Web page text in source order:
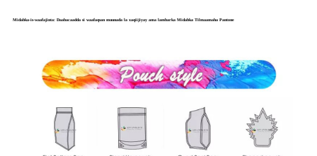
Midabka-is-waafajinta: Daabacaadda si waafaqsan muunada la xaqiijiyay ama lambarka Midabka Tilmaamaha Pantone